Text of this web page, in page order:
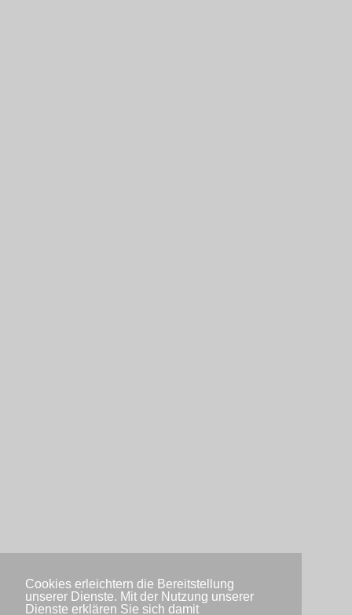
Cookies erleichtern die Bereitstellung
unserer Dienste. Mit der Nutzung unserer
Dienste erklären Sie sich damit